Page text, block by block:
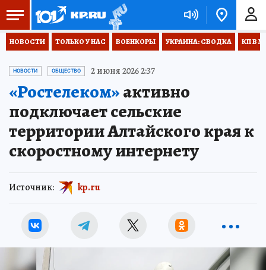
НОВОСТИ ТОЛЬКО У НАС ВОЕНКОРЫ УКРАИНА: СВОДКА КП В
НОВОСТИ ОБЩЕСТВО 2 июня 2026 2:37
«Ростелеком»активно
подключает сельские
территории Алтайского края к
скоростному интернету
Источник: kp.ru